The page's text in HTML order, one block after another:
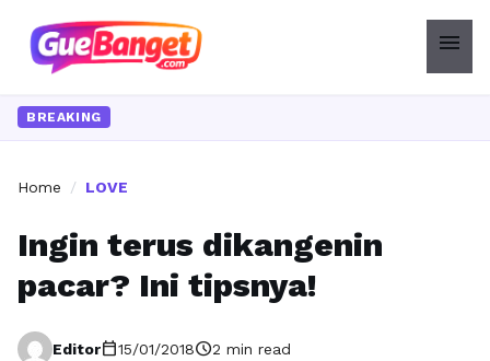
menu
BREAKING
Home / LOVE
Ingin terus dikangenin
pacar? Ini tipsnya!
Editorcalendar_today15/01/2018schedule2 min read